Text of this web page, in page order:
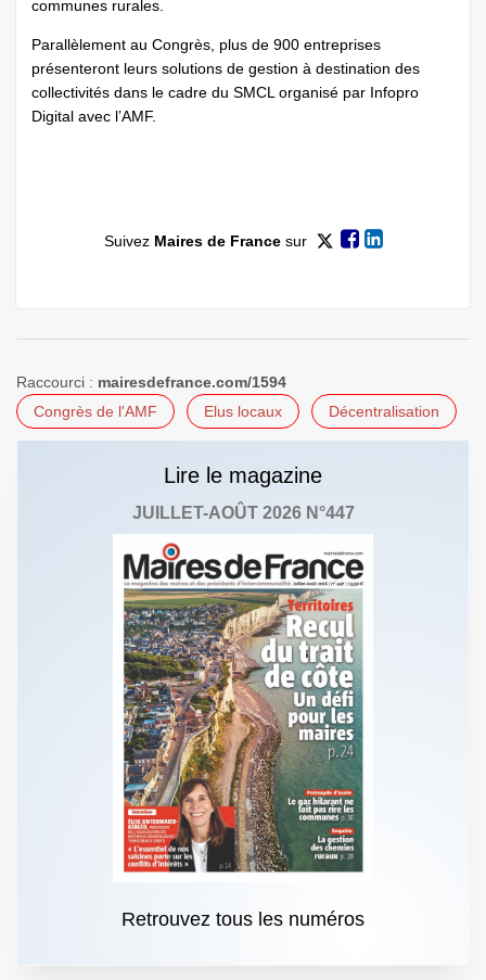
communes rurales.
Parallèlement au Congrès, plus de 900 entreprises
présenteront leurs solutions de gestion à destination des
collectivités dans le cadre du SMCL organisé par Infopro
Digital avec l’AMF.
Suivez Maires de Francesur
Raccourci : mairesdefrance.com/1594
Congrès de l'AMF
Elus locaux Décentralisation
Lire le magazine
JUILLET-AOÛT 2026 N°447
Retrouvez tous les numéros